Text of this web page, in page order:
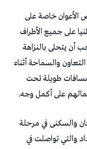
الأعوان خاصة على
على جميع الأطراف
أن يتحلى بالنزاهة
والسماحة أثناء
مسافات طويلة تحت
على أكمل وجه.
والسكنى في مرحلة
والتي تواصلت في